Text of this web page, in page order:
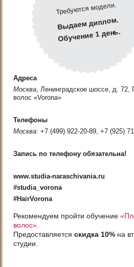
Требуются модели.
Выдаем диплом.
Обучение 1 день.
Адреса
Москва, Ленинградское шоссе, д. 72,
волос «Vorona»
Телефоны
Москва: +7 (499) 922-20-89, +7 (925)
Запись по телефону обязательна!
www.studia-naraschivania.ru
#studia_vorona
#HairVorona
Рекомендуем пройти обучение
волос»
Предоставляется скидка 10% на
студии.